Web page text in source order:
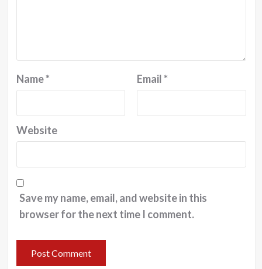
Name* Email*
Website
Save my name, email, and website in this
browser for the next time I comment.